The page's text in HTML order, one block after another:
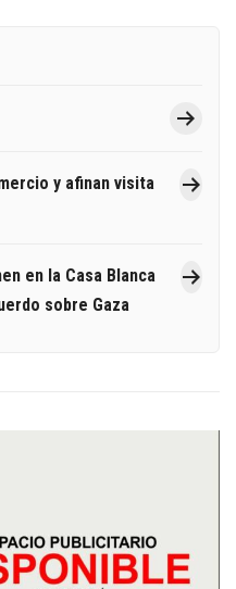
y afinan visita
en la Casa Blanca
sobre Gaza